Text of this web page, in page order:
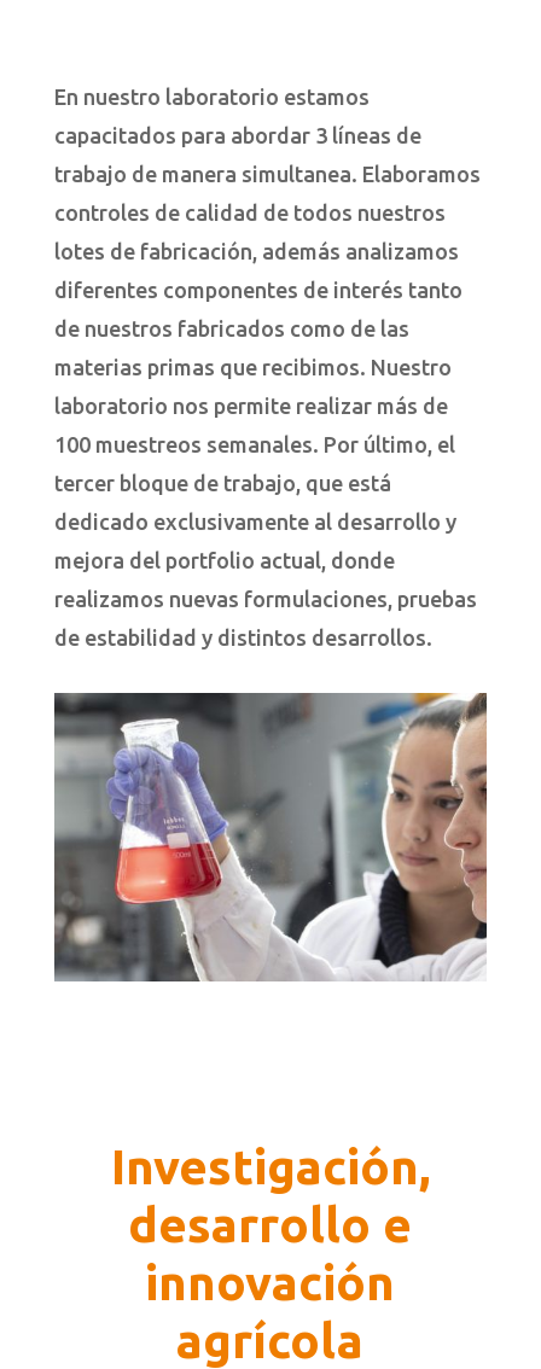
En nuestro laboratorio estamos
capacitados para abordar 3 líneas de
trabajo de manera simultanea. Elaboramos
controles de calidad de todos nuestros
lotes de fabricación, además analizamos
diferentes componentes de interés tanto
de nuestros fabricados como de las
materias primas que recibimos. Nuestro
laboratorio nos permite realizar más de
100 muestreos semanales. Por último, el
tercer bloque de trabajo, que está
dedicado exclusivamente al desarrollo y
mejora del portfolio actual, donde
realizamos nuevas formulaciones, pruebas
de estabilidad y distintos desarrollos.
Investigación,
desarrollo e
innovación
agrícola